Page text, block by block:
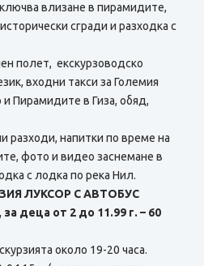
влизане в пирамидите,
сгради и разходка с
полет, екскурзоводско
входни такси за Големия
Пирамидите в Гиза, обяд,
разходи, напитки по време на
фото и видео заснемане в
с лодка по река Нил.
ЛУКСОР С АВТОБУС
деца от 2 до 11.99 г. – 60
около 19-20 часа.